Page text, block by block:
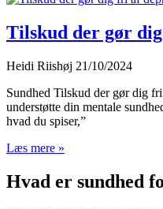
Tilskud der gør
Heidi Riishøj 21/10/2024
Sundhed Tilskud der gør dig
understøtte din mentale
hvad du spiser,”
Læs mere »
Hvad er sundhed